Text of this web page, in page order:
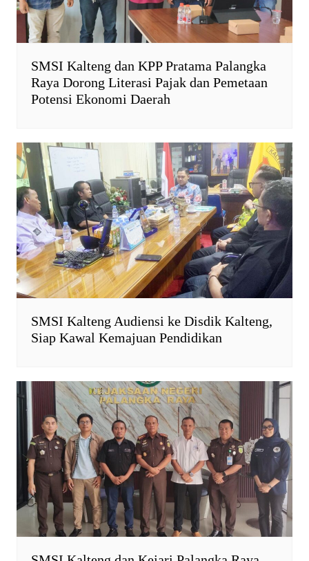
SMSI Kalteng dan KPP Pratama Palangka
Raya Dorong Literasi Pajak dan Pemetaan
Potensi Ekonomi Daerah
SMSI Kalteng Audiensi ke Disdik Kalteng,
Siap Kawal Kemajuan Pendidikan